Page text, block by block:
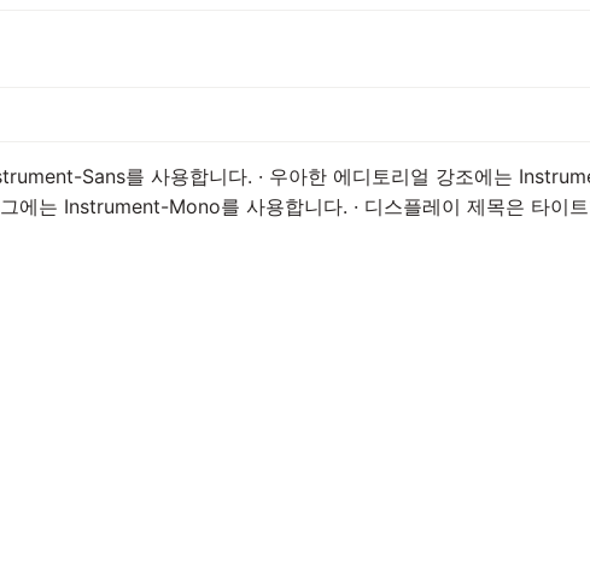
Sans를 사용합니다. · 우아한 에디토리얼 강조에는
에는 Instrument-Mono를 사용합니다. · 디스플레이 제목은 타이